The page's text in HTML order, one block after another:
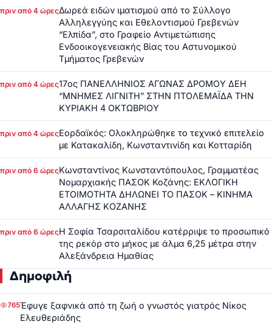
πριν από 4 ώρεςΔωρεά ειδών ιματισμού από το Σύλλογο
Αλληλεγγύης και Εθελοντισμού Γρεβενών
“Ελπίδα”, στο Γραφείο Αντιμετώπισης
Ενδοοικογενειακής Βίας του Αστυνομικού
Τμήματος Γρεβενών
πριν από 4 ώρες17ος ΠΑΝΕΛΛΗΝΙΟΣ ΑΓΩΝΑΣ ΔΡΟΜΟΥ ΔΕΗ
“ΜΝΗΜΕΣ ΛΙΓΝΙΤΗ” ΣΤΗΝ ΠΤΟΛΕΜΑΪΔΑ ΤΗΝ
ΚΥΡΙΑΚΗ 4 ΟΚΤΩΒΡΙΟΥ
πριν από 4 ώρεςΕορδαϊκός: Ολοκληρώθηκε το τεχνικό επιτελείο
με Κατακαλίδη, Κωνσταντινίδη και Κοτταρίδη
πριν από 6 ώρεςΚωνσταντίνος Κωνσταντόπουλος, Γραμματέας
Νομαρχιακής ΠΑΣΟΚ Κοζάνης: ΕΚΛΟΓΙΚΗ
ΕΤΟΙΜΟΤΗΤΑ ΔΗΛΩΝΕΙ ΤΟ ΠΑΣΟΚ – ΚΙΝΗΜΑ
ΑΛΛΑΓΗΣ ΚΟΖΑΝΗΣ
πριν από 6 ώρεςΗ Σοφία Τσαρσιταλίδου κατέρριψε το προσωπικό
της ρεκόρ στο μήκος με άλμα 6,25 μέτρα στην
Αλεξάνδρεια Ημαθίας
Δημοφιλή
765Έφυγε ξαφνικά από τη ζωή ο γνωστός γιατρός Νίκος
Ελευθεριάδης